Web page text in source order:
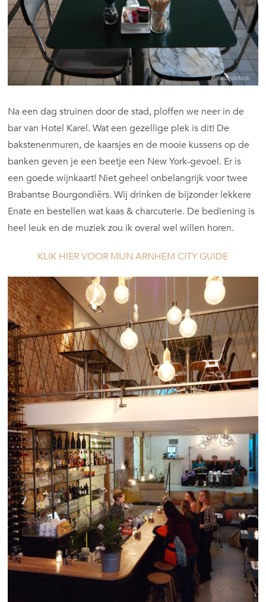
Na een dag struinen door de stad, ploffen we neer in de
bar van Hotel Karel. Wat een gezellige plek is dit! De
bakstenenmuren, de kaarsjes en de mooie kussens op de
banken geven je een beetje een New York-gevoel. Er is
een goede wijnkaart! Niet geheel onbelangrijk voor twee
Brabantse Bourgondiërs. Wij drinken de bijzonder lekkere
Enate en bestellen wat kaas & charcuterie. De bediening is
heel leuk en de muziek zou ik overal wel willen horen.
KLIK HIER VOOR MIJN ARNHEM CITY GUIDE